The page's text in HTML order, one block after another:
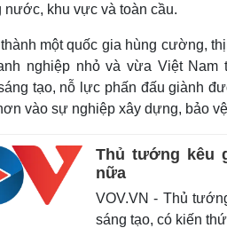
nước, khu vực và toàn cầu.
một quốc gia hùng cường,
nghiệp nhỏ và vừa Việt
tạo, nỗ lực phấn đấu giành
vào sự nghiệp xây dựng, bảo
Thủ tướng kêu
nữa
VOV.VN - Thủ
sáng tạo, có kiến